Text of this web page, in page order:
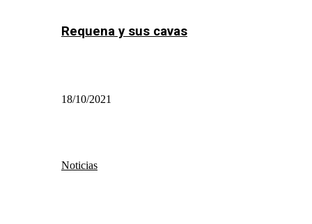
Requena y sus cavas
18/10/2021
Noticias